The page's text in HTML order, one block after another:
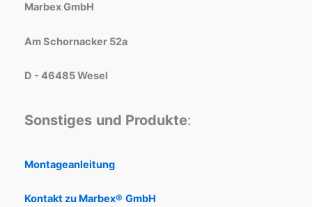
Marbex GmbH
Am Schornacker 52a
D - 46485 Wesel
Sonstiges und Produkte:
Montageanleitung
Kontakt zu Marbex® GmbH